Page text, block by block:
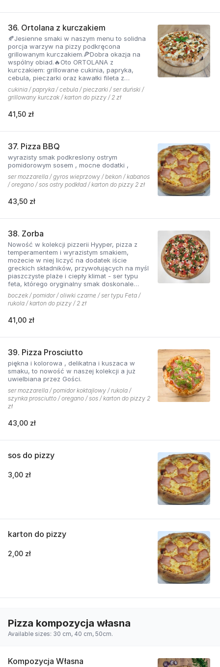
36. Ortolana z kurczakiem
🍂Jesienne smaki w naszym menu to solidna
porcja warzyw na pizzy podkręcona
grillowanym kurczakiem.🍕Dobra okazja na
wspólny obiad.🔥Oto ORTOLANA z
kurczakiem: grillowane cukinia, papryka,
cebula, pieczarki oraz kawałki fileta z
dodatkiem sera z niebieską pleśnią.
cukinia / papryka / cebula / pieczarki / ser duński /
grillowany kurczak / karton do pizzy / 2 zł
41,50 zł
37. Pizza BBQ
wyrazisty smak podkreslony ostrym
pomidorowym sosem , mocne dodatki ,
ser mozzarella / gyros wieprzowy / bekon / kabanos
/ oregano / sos ostry podkład / karton do pizzy 2 zł
43,50 zł
38. Zorba
Nowość w kolekcji pizzerii Hyyper, pizza z
temperamentem i wyrazistym smakiem,
możecie w niej liczyć na dodatek iście
greckich składników, przywołujących na myśl
piaszczyste plaże i ciepły klimat - ser typu
feta, którego oryginalny smak doskonale
współgra z przypieczoną czerwoną cebulką,
a także oliwki czarne, które nadają pizzy
wyjątkowo greckiego charakteru, wszystko to
grillowanego boczku. Jest to pizza dla
boją się poznawać nowych połączeń.
boczek / pomidor / oliwki czarne / ser typu Feta /
rukola / karton do pizzy / 2 zł
41,00 zł
39. Pizza Prosciutto
piękna i kolorowa , delikatna i kuszaca w
smaku, to nowość w naszej kolekcji a już
uwielbiana przez Gości.
ser mozzarella / pomidor koktajlowy / rukola /
szynka prosciutto / oregano / sos / karton do pizzy 2
zł
43,00 zł
sos do pizzy
3,00 zł
karton do pizzy
2,00 zł
Pizza kompozycja własna
Available sizes: 30 cm, 40 cm, 50cm.
Kompozycja Własna